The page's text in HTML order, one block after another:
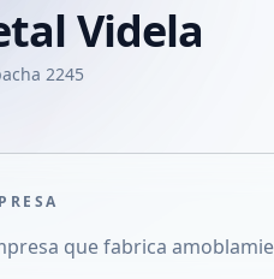
Videla
2245
que fabrica